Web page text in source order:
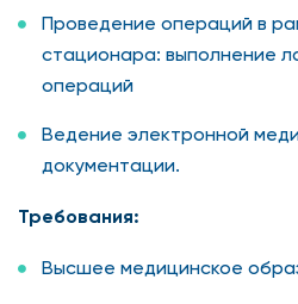
Проведение операций в
стационара: выполнение
операций
Ведение электронной
документации.
Требования:
Высшее медицинское